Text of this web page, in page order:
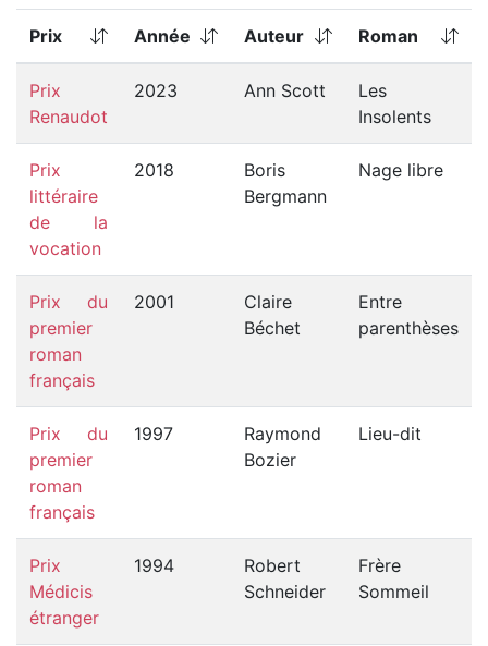
Prix Année Auteur Roman
Prix
Renaudot
2023 Ann Scott
Les
Insolents
Prix
littéraire
de la
vocation
2018
Boris
Bergmann
Nage libre
Prix du
premier
roman
français
2001
Claire
Béchet
Entre
parenthèses
Prix du
premier
roman
français
1997
Raymond
Bozier
Lieu-dit
Prix
Médicis
étranger
1994
Robert
Schneider
Frère
Sommeil